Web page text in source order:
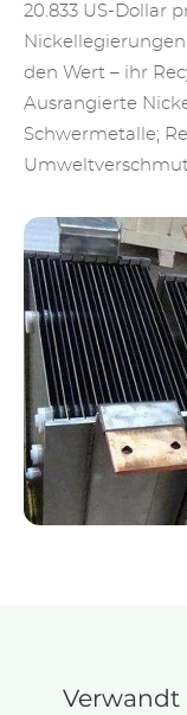
20.833 US-Dollar
den Wert – ihr
Ausrangierte
Schwermetalle;
Verwandt